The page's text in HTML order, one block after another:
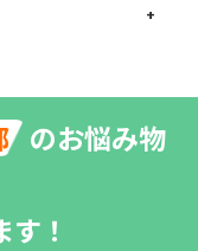
のお悩み物
！